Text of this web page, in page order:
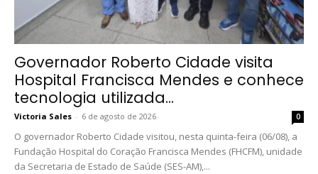
Governador Roberto Cidade visita
Hospital Francisca Mendes e conhece
tecnologia utilizada...
Victoria Sales - 6 de agosto de 2026 0
O governador Roberto Cidade visitou, nesta quinta-feira (06/08), a
Fundação Hospital do Coração Francisca Mendes (FHCFM), unidade
da Secretaria de Estado de Saúde (SES-AM),...